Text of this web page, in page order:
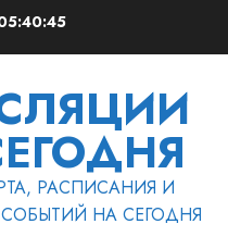
РАСПИСАНИЯ И
НА СЕГОДНЯ